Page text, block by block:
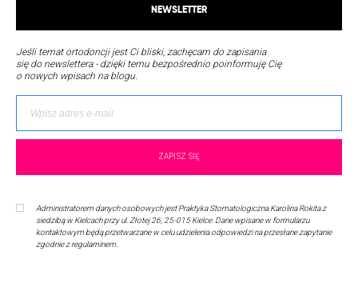
NEWSLETTER
Jeśli temat ortodoncji jest Ci bliski, zachęcam do zapisania
się do newslettera - dzięki temu bezpośrednio poinformuję Cię
o nowych wpisach na blogu.
Administratorem danych osobowych jest Praktyka Stomatologiczna Karolina Rokita z
siedzibą w Kielcach przy ul. Złotej 26, 25-015 Kielce. Dane wpisane w formularzu
kontaktowym będą przetwarzane w celu udzielenia odpowiedzi na przesłane zapytanie
zgodnie z regulaminem.